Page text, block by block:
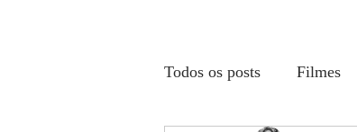
Todos os posts Filmes